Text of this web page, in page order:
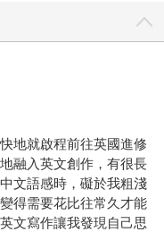
地就啟程前往英國進修
融入英文創作，有很長
文語感時，礙於我粗淺
得需要花比往常久才能
文寫作讓我發現自己思